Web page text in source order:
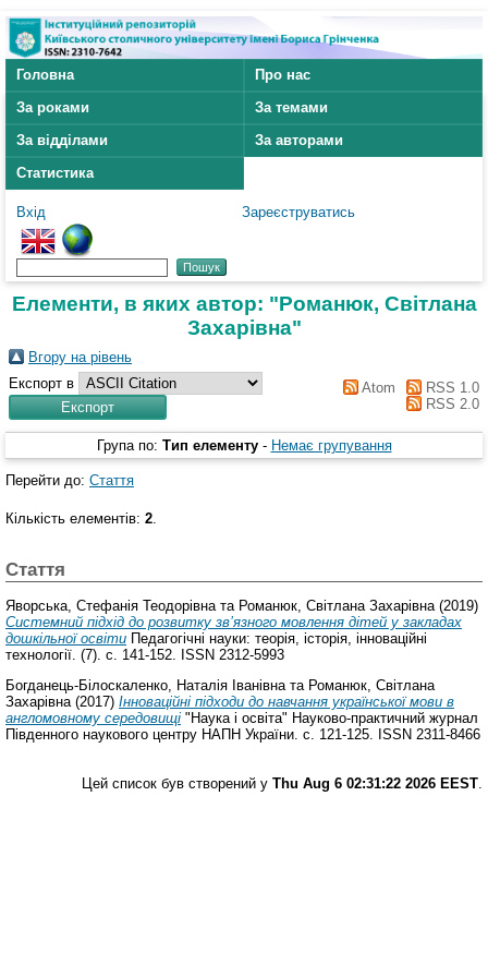
Головна
Про нас
За роками
За темами
За відділами
За авторами
Статистика
Вхід Зареєструватись
Елементи, в яких автор: "Романюк, Світлана
Захарівна"
Вгору на рівень
Експорт в
Atom
RSS 1.0
RSS 2.0
Група по: Тип елементу - Немає групування
Перейти до: Стаття
Кількість елементів: 2.
Стаття
Яворська, Стефанія Теодорівна та Романюк, Світлана Захарівна (2019)
Системний підхід до розвитку зв’язного мовлення дітей у закладах
дошкільної освіти Педагогічні науки: теорія, історія, інноваційні
технології. (7). с. 141-152. ISSN 2312-5993
Богданець-Білоскаленко, Наталія Іванівна та Романюк, Світлана
Захарівна (2017) Інноваційні підходи до навчання української мови в
англомовному середовищі "Наука і освіта" Науково-практичний журнал
Південного наукового центру НАПН України. с. 121-125. ISSN 2311-8466
Цей список був створений у Thu Aug 6 02:31:22 2026 EEST